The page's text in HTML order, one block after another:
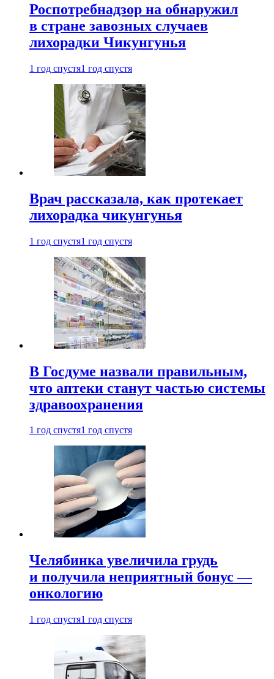
Роспотребнадзор на обнаружил
в стране завозных случаев
лихорадки Чикунгунья
1 год спустя1 год спустя
Врач рассказала, как протекает
лихорадка чикунгунья
1 год спустя1 год спустя
В Госдуме назвали правильным,
что аптеки станут частью системы
здравоохранения
1 год спустя1 год спустя
Челябинка увеличила грудь
и получила неприятный бонус —
онкологию
1 год спустя1 год спустя